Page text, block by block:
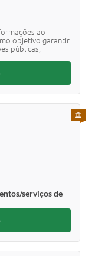
ao
objetivo garantir
públicas,
serviços de
PARA